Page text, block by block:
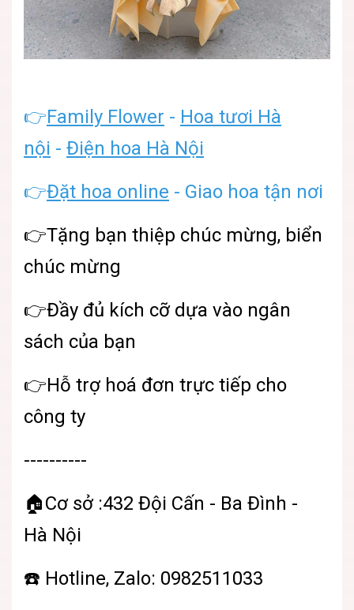
👉Family Flower - Hoa tươi Hà
nội - Điện hoa Hà Nội
👉Đặt hoa online - Giao hoa tận nơi
👉Tặng bạn thiệp chúc mừng, biển
chúc mừng
👉Đầy đủ kích cỡ dựa vào ngân
sách của bạn
👉Hỗ trợ hoá đơn trực tiếp cho
công ty
----------
🏠Cơ sở :432 Đội Cấn - Ba Đình -
Hà Nội
☎️ Hotline, Zalo: 0982511033